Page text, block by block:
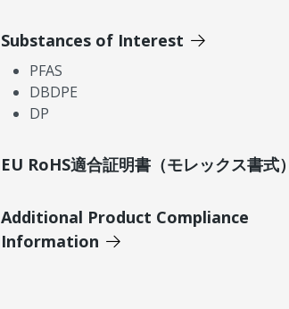
Substances of Interest
PFAS
DBDPE
DP
EU RoHS適合証明書（モレックス書式）
Additional Product Compliance
Information